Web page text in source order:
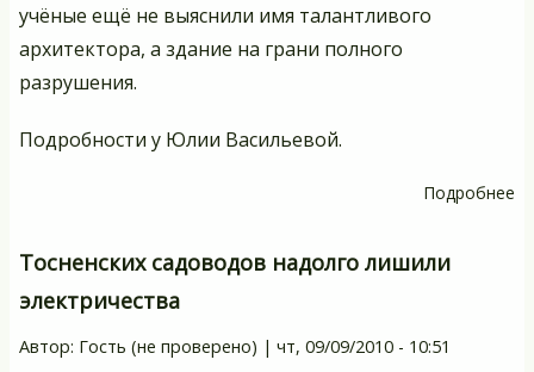
учёные ещё не выяснили имя талантливого
архитектора, а здание на грани полного
разрушения.
Подробности у Юлии Васильевой.
Подробнее
Тосненских садоводов надолго лишили
электричества
Автор: Гость (не проверено) | чт, 09/09/2010 - 10:51